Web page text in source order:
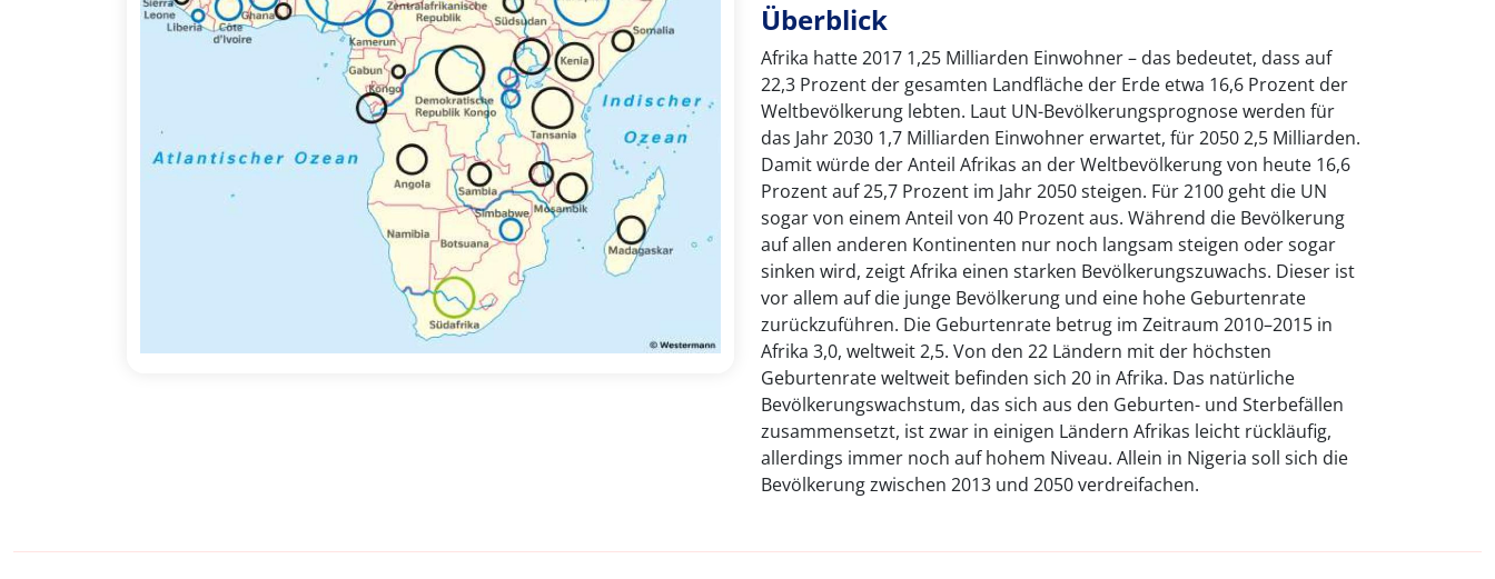
Überblick
Afrika hatte 2017 1,25 Milliarden Einwohner – das bedeutet, dass auf
22,3 Prozent der gesamten Landfläche der Erde etwa 16,6 Prozent der
Weltbevölkerung lebten. Laut UN-Bevölkerungsprognose werden für
das Jahr 2030 1,7 Milliarden Einwohner erwartet, für 2050 2,5 Milliarden.
Damit würde der Anteil Afrikas an der Weltbevölkerung von heute 16,6
Prozent auf 25,7 Prozent im Jahr 2050 steigen. Für 2100 geht die UN
sogar von einem Anteil von 40 Prozent aus. Während die Bevölkerung
auf allen anderen Kontinenten nur noch langsam steigen oder sogar
sinken wird, zeigt Afrika einen starken Bevölkerungszuwachs. Dieser ist
vor allem auf die junge Bevölkerung und eine hohe Geburtenrate
zurückzuführen. Die Geburtenrate betrug im Zeitraum 2010–2015 in
Afrika 3,0, weltweit 2,5. Von den 22 Ländern mit der höchsten
Geburtenrate weltweit befinden sich 20 in Afrika. Das natürliche
Bevölkerungswachstum, das sich aus den Geburten- und Sterbefällen
zusammensetzt, ist zwar in einigen Ländern Afrikas leicht rückläufig,
allerdings immer noch auf hohem Niveau. Allein in Nigeria soll sich die
Bevölkerung zwischen 2013 und 2050 verdreifachen.